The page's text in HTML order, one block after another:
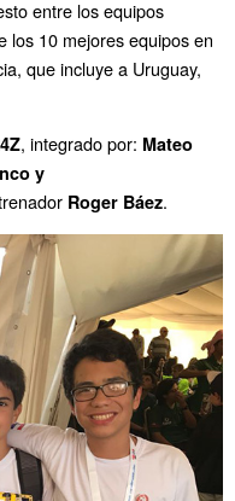
entre los equipos
los 10 mejores equipos en
que incluye a Uruguay,
, integrado por: Mateo
y
Roger Báez.